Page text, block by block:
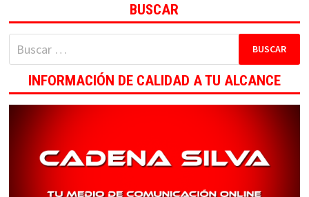
BUSCAR
Buscar:
INFORMACIÓN DE CALIDAD A TU ALCANCE